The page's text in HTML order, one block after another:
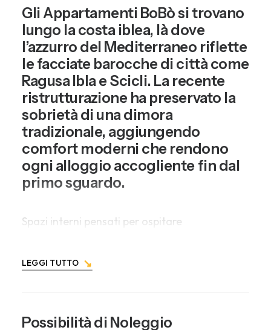
Gli Appartamenti BoBò si trovano
lungo la costa iblea, là dove
l’azzurro del Mediterraneo riflette
le facciate barocche di città come
Ragusa Ibla e Scicli. La recente
ristrutturazione ha preservato la
sobrietà di una dimora
tradizionale, aggiungendo
comfort moderni che rendono
ogni alloggio accogliente fin dal
primo sguardo.
Spazi interni pensati per ospitare
luminosa, una cucina attrezzata con piano
con la libertà di casa propria. L’aria
LEGGI TUTTO
Possibilità di Noleggio